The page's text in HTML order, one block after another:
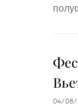
04/08/